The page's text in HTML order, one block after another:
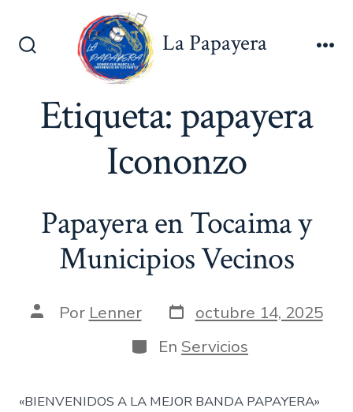
Alternar
La Papayera
Etiqueta:papayera
Icononzo
Papayera en Tocaima y
Municipios Vecinos
AutorPor Lenner Fecha
de
publicación
octubre 14, 2025
Categorías
En Servicios
«BIENVENIDOS A LA MEJOR BANDA PAPAYERA»